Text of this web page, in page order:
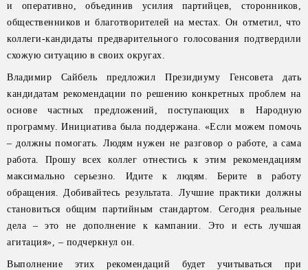
и оперативно, объединив усилия партийцев, сторонников,
общественников и благотворителей на местах. Он отметил, что
коллеги-кандидаты предварительного голосования подтвердили
схожую ситуацию в своих округах.
Владимир Сайбель предложил Президиуму Генсовета дать
кандидатам рекомендации по решению конкретных проблем на
основе частных предложений, поступающих в Народную
программу. Инициатива была поддержана. «Если можем помочь
– должны помогать. Людям нужен не разговор о работе, а сама
работа. Прошу всех коллег отнестись к этим рекомендациям
максимально серьезно. Идите к людям. Берите в работу
обращения. Добивайтесь результата. Лучшие практики должны
становиться общим партийным стандартом. Сегодня реальные
дела – это не дополнение к кампании. Это и есть лучшая
агитация», – подчеркнул он.
Выполнение этих рекомендаций будет учитываться при